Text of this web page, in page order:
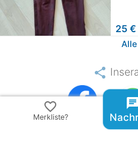
25 €
share
favorite_border
Merkliste?
chat